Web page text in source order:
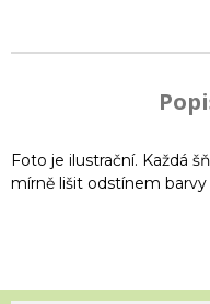
Foto je ilustrační. Každá
mírně lišit odstínem barvy